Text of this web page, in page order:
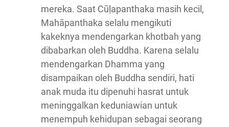
mereka. Saat Cūḷapanthaka masih kecil,
Mahāpanthaka selalu mengikuti
kakeknya mendengarkan khotbah yang
dibabarkan oleh Buddha. Karena selalu
mendengarkan Dhamma yang
disampaikan oleh Buddha sendiri, hati
anak muda itu dipenuhi hasrat untuk
meninggalkan keduniawian untuk
menempuh kehidupan sebagai seorang